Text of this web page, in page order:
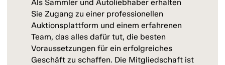
Als Sammler und Autoliebhaber erhalten
Sie Zugang zu einer professionellen
Auktionsplattform und einem erfahrenen
Team, das alles dafür tut, die besten
Voraussetzungen für ein erfolgreiches
Geschäft zu schaffen. Die Mitgliedschaft ist